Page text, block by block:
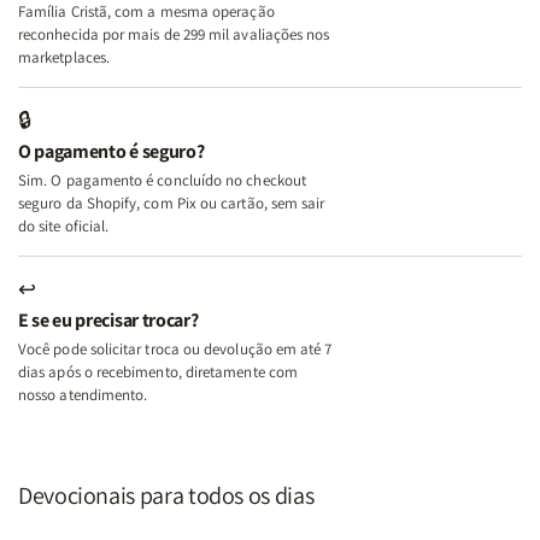
A
Mulher
Lar
A
Lar
Família Cristã, com a mesma operação
reconhecida por mais de 299 mil avaliações nos
marketplaces.
🔒
O pagamento é seguro?
Sim. O pagamento é concluído no checkout
seguro da Shopify, com Pix ou cartão, sem sair
do site oficial.
↩
E se eu precisar trocar?
Você pode solicitar troca ou devolução em até 7
dias após o recebimento, diretamente com
nosso atendimento.
Devocionais para todos os dias